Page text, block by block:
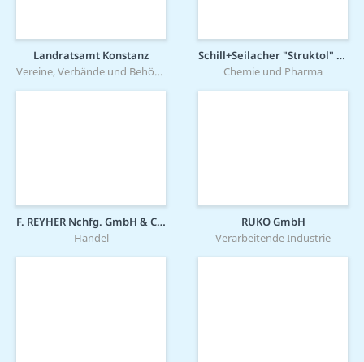
Landratsamt Konstanz
Vereine, Verbände und Behörden
Schill+Seilacher "Struktol" GmbH
Chemie und Pharma
F. REYHER Nchfg. GmbH & Co. KG
Handel
RUKO GmbH
Verarbeitende Industrie